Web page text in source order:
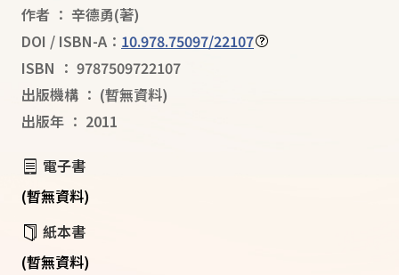
作者 ： 辛德勇(著)
DOI / ISBN-A： 10.978.75097/22107
ISBN ： 9787509722107
出版機構 ： (暫無資料)
出版年 ： 2011
電子書
(暫無資料)
紙本書
(暫無資料)